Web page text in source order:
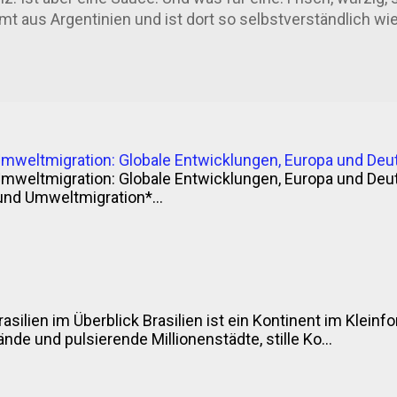
aus Argentinien und ist dort so selbstverständlich
eindeutig belegt – wie so oft bei Traditionsrezepten.
jedenfalls gut genug für einen Grillabend. Andere
aus Englisch, Baskisch und Spanisch – „che mi
...
Globale Entwicklungen, Europa und
Globale Entwicklungen, Europa und
Umweltmigration*...
im Überblick Brasilien ist ein Kontinent im
und pulsierende Millionenstädte, stille Ko...